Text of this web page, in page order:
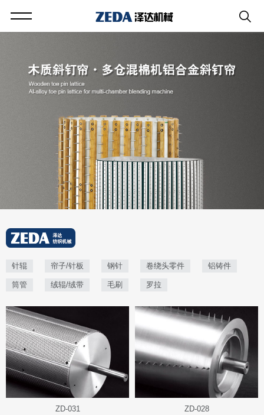
针辊 帘子/针板 钢针 卷绕头零件 铝铸件
筒管 绒辊/绒带 毛刷 罗拉
ZD-031 ZD-028